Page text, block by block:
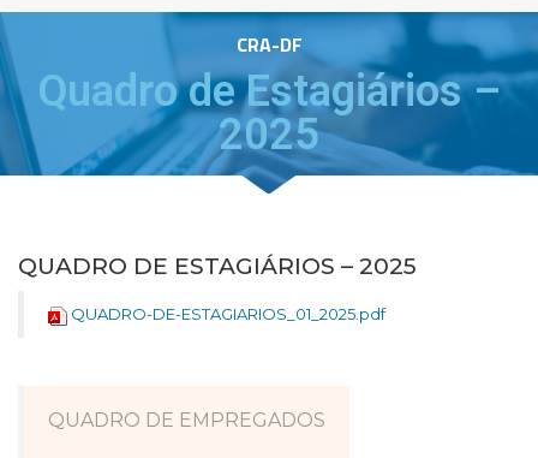
CRA-DF
Quadro de Estagiários –
2025
QUADRO DE ESTAGIÁRIOS – 2025
QUADRO-DE-ESTAGIARIOS_01_2025.pdf
QUADRO DE EMPREGADOS